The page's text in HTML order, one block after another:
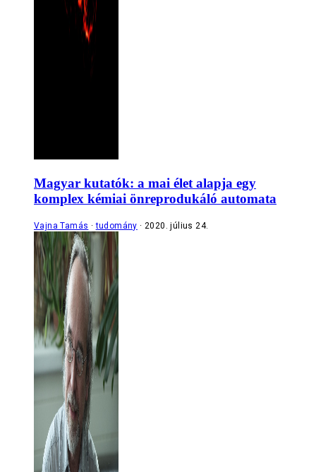
Magyar kutatók: a mai élet alapja egy
komplex kémiai önreprodukáló automata
Vajna Tamás tudomány 2020. július 24.